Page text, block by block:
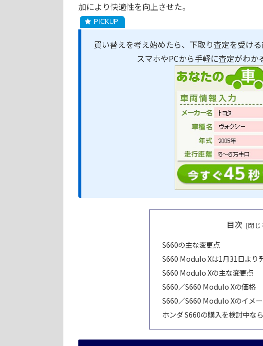
加により快適性を向上させた。
買い替えを考え始めたら、下取り査定を受け
スマホやPCから手軽に査定がわか
目次
S660の主な変更点
S660 Modulo Xは1月31日より
S660 Modulo Xの主な変更点
S660／S660 Modulo Xの価格
S660／S660 Modulo Xのイメ
ホンダ S660の購入を検討中な